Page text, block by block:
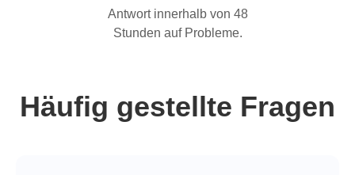
Antwort innerhalb von 48
Stunden auf Probleme.
Häufig gestellte Fragen